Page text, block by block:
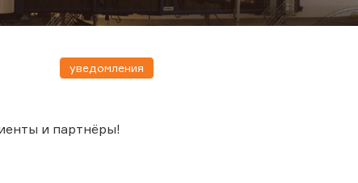
уведомления
и партнёры!